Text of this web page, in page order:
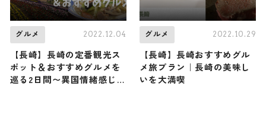
グルメ 2022.12.04
【長崎】長崎の定番観光ス
ポット＆おすすめグルメを
巡る2日間〜異国情緒感じる
グルメ 2022.10.29
【長崎】長崎おすすめグル
メ旅プラン｜長崎の美味し
いを大満喫